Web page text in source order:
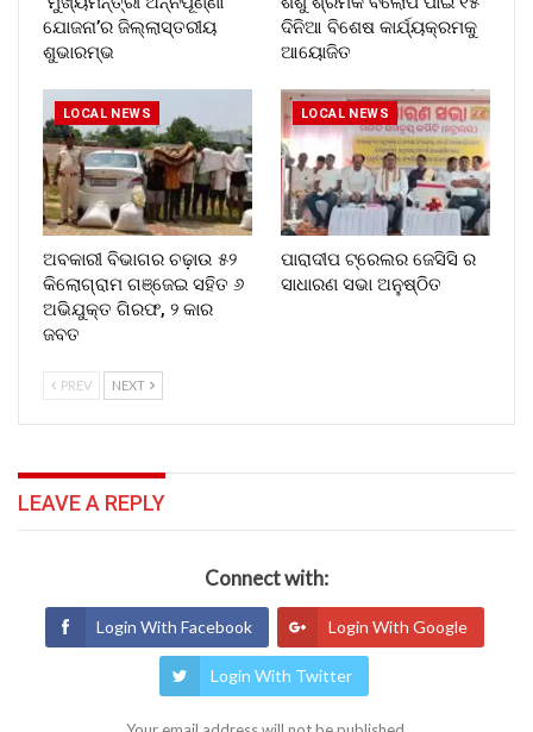
ଯୋଜନା’ର ଜିଲ୍ଲାସ୍ତରୀୟ
ଶୁଭାରମ୍ଭ
ଦିନିଆ ବିଶେଷ କାର୍ଯ୍ୟକ୍ରମକୁ
ଆୟୋଜିତ
LOCAL NEWS
ଅବକାରୀ ବିଭାଗର ଚଢ଼ାଉ ୫୨
କିଲୋଗ୍ରାମ ଗଞ୍ଜେଇ ସହିତ ୬
ଅଭିଯୁକ୍ତ ଗିରଫ, ୨ କାର
ଜବତ
LOCAL NEWS
ପାରାଦୀପ ଟ୍ରେଲର ଜେସିସି ର
ସାଧାରଣ ସଭା ଅନୁଷ୍ଠିତ
PREV NEXT
LEAVE A REPLY
Connect with:
Login With Facebook Login With Google
Login With Twitter